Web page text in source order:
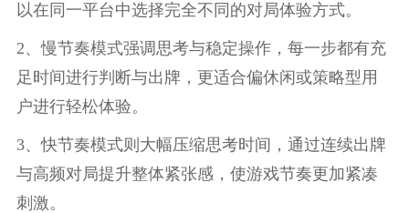
以在同一平台中选择完全不同的对局体验方式。
2、慢节奏模式强调思考与稳定操作，每一步都有充
足时间进行判断与出牌，更适合偏休闲或策略型用
户进行轻松体验。
3、快节奏模式则大幅压缩思考时间，通过连续出牌
与高频对局提升整体紧张感，使游戏节奏更加紧凑
刺激。